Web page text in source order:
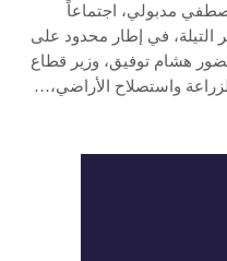
مدبولي، اجتماعاً
التيلة، في إطار محدود على
بحضور هشام توفيق، وزير قطاع
واستصلاح الأراضي،…